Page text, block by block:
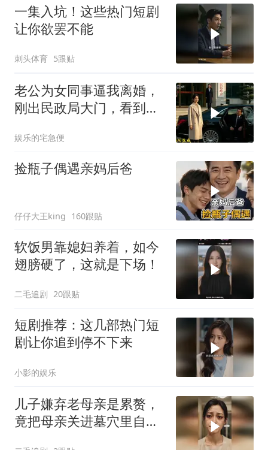
一集入坑！这些热门短剧
让你欲罢不能
刺头体育 5跟贴
老公为女同事逼我离婚，
刚出民政局大门，看到我
娱乐的宅急便
捡瓶子偶遇亲妈后爸
仔仔大王king 160跟贴
软饭男靠媳妇养着，如今
翅膀硬了，这就是下场！
二毛追剧 20跟贴
短剧推荐：这几部热门短
剧让你追到停不下来
小影的娱乐
儿子嫌弃老母亲是累赘，
竟把母亲关进墓穴里自生